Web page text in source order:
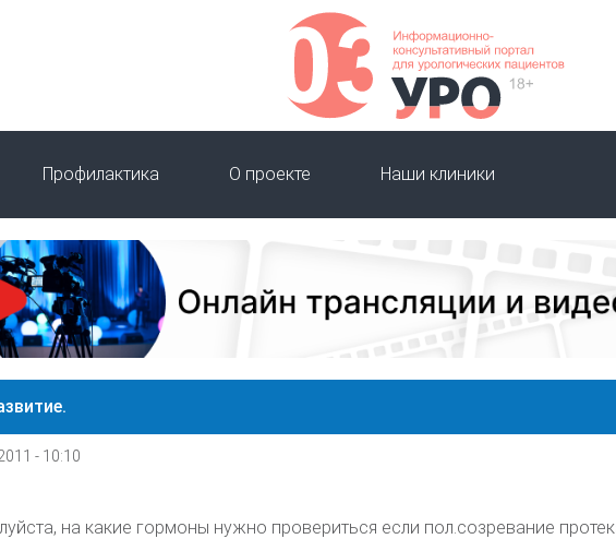
Профилактика О проекте Наши клиники
- 10:10
на какие гормоны нужно провериться если пол.созревание